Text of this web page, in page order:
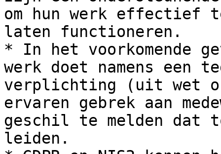
om hun werk effectief
laten functioneren.
* In het voorkomende
werk doet namens een
verplichting (uit wet of
ervaren gebrek aan
geschil te melden dat
leiden.